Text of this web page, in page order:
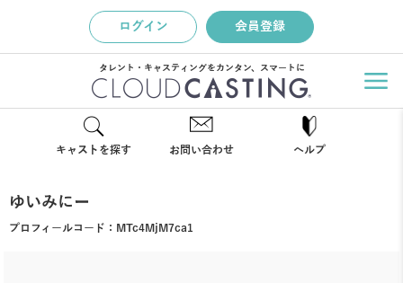
ログイン 会員登録
タレント・キャスティングをカンタン、スマートに
キャストを探す お問い合わせ ヘルプ
ゆいみにー
プロフィールコード： MTc4MjM7ca1